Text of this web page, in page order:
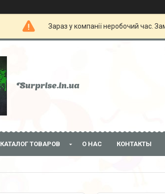
Зараз у компанії неробочий час.
Surprise.in.ua
КАТАЛОГ ТОВАРОВ О НАС КОНТАКТЫ